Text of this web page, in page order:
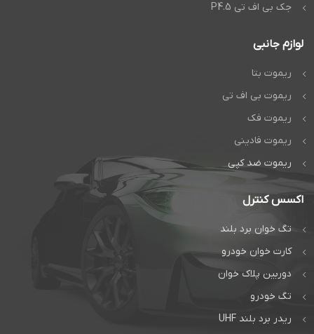
جک بی اف تی P4.5
لوازم جانبی
ریموت بتا
ریموت بی اف تی
ریموت فک
ریموت فادینی
ریموت ضد کپی
اکسس کنترل
تگ خوان برد بلند
کارت خوان خودرو
دوربین پلاک خوان
تگ خودرو
ریدر برد بلند UHF